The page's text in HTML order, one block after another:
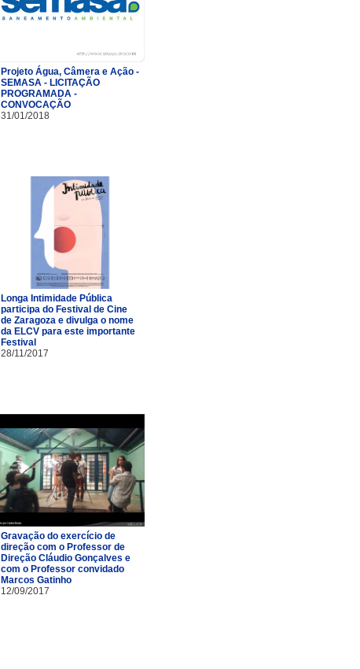
Projeto Água, Câmera e Ação -
SEMASA - LICITAÇÃO
PROGRAMADA -
CONVOCAÇÃO
31/01/2018
Longa Intimidade Pública
participa do Festival de Cine
de Zaragoza e divulga o nome
da ELCV para este importante
Festival
28/11/2017
Gravação do exercício de
direção com o Professor de
Direção Cláudio Gonçalves e
com o Professor convidado
Marcos Gatinho
12/09/2017